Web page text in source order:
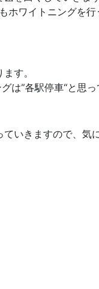
ワイトニングを
す。
”各駅停車“と思っ
いきますので、